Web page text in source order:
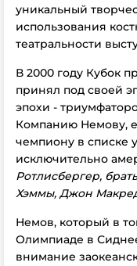
уникальный
использования
театральности
В 2000 году Кубок
принял под своей
эпохи -
Компанию Немову,
чемпиону в списке
исключительно
Ротлисбергер,
Хэммы, Джон
Немов, который в
Олимпиаде в
внимание